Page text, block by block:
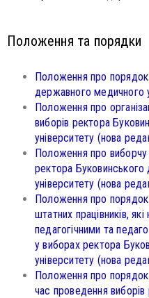
Положення та порядки
Положення про порядок
державного медичного
Положення про
виборів ректора
університету (нова
Положення про виборчу
ректора
університету (нова
Положення про порядок
штатних працівників,
педагогічними та
у виборах ректора
університету (нова
Положення про порядок
час проведення